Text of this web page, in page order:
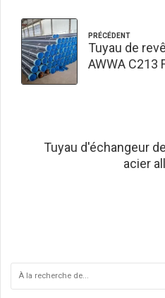
PRÉCÉDENT
Tuyau de
AWWA C213
Tuyau d'échangeur
acier